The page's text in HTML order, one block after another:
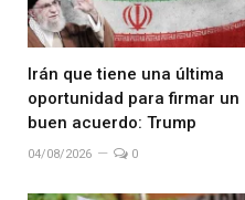
Irán que tiene una última
oportunidad para firmar un
buen acuerdo: Trump
04/08/2026 0